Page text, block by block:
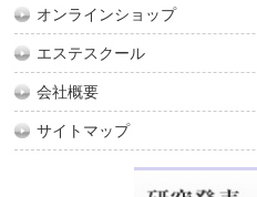
オンラインショップ
エステスクール
会社概要
サイトマップ